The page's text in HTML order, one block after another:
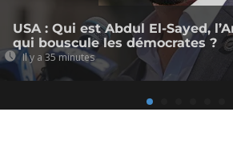
USA : Qui est Abdul El-Sayed,
qui bouscule les démocrates ?
Il y a 35 minutes